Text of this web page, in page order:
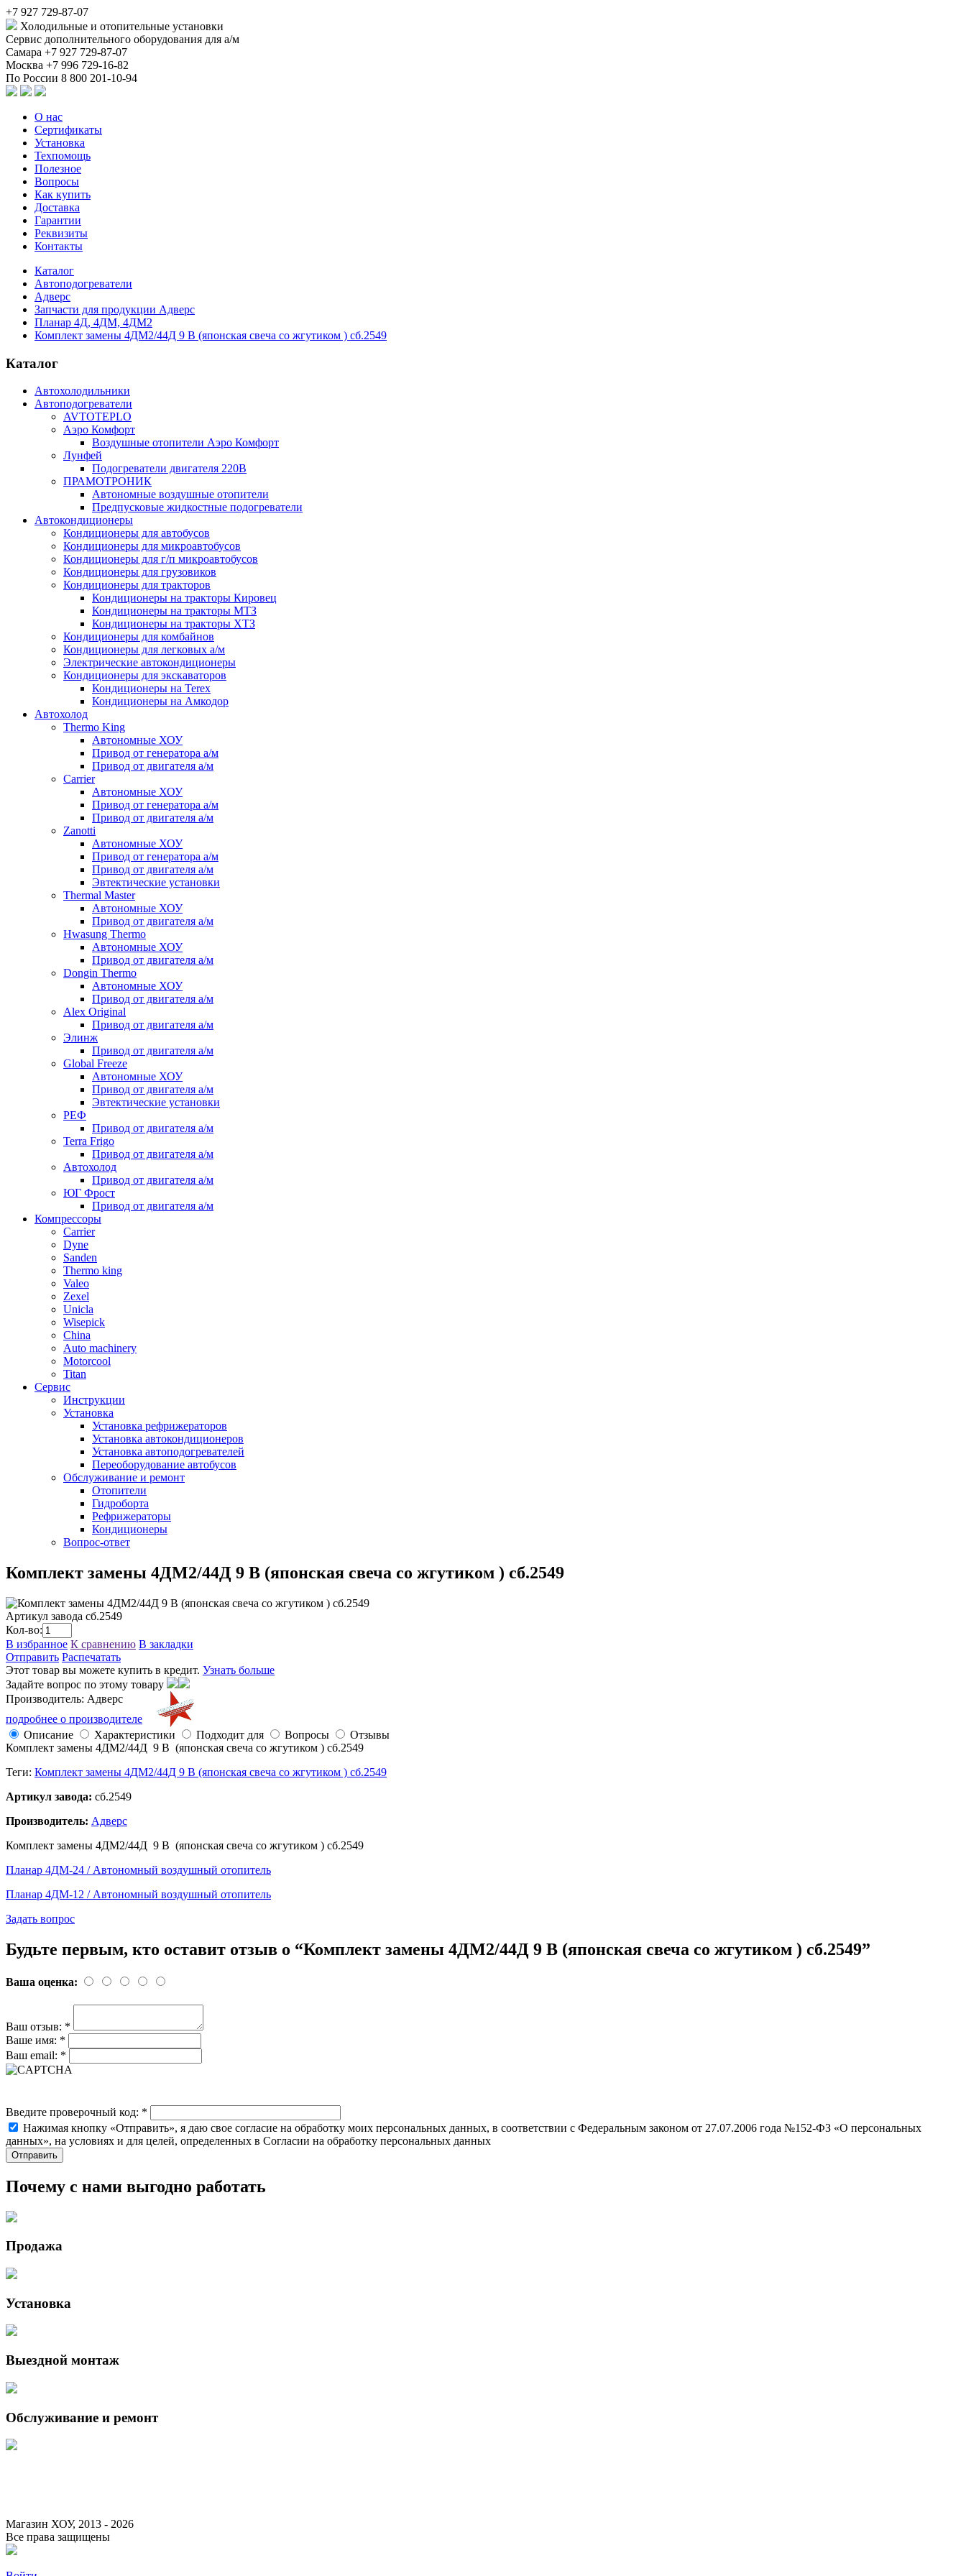
+7 927 729-87-07
Холодильные и отопительные установки
Сервис дополнительного оборудования для а/м
Самара +7 927 729-87-07
Москва +7 996 729-16-82
По России 8 800 201-10-94
О нас
Сертификаты
Установка
Техпомощь
Полезное
Вопросы
Как купить
Доставка
Гарантии
Реквизиты
Контакты
Каталог
Автоподогреватели
Адверс
Запчасти для продукции Адверс
Планар 4Д, 4ДМ, 4ДМ2
Комплект замены 4ДМ2/44Д 9 В (японская свеча со жгутиком ) сб.2549
Каталог
Автохолодильники
Автоподогреватели
AVTOTEPLO
Аэро Комфорт
Воздушные отопители Аэро Комфорт
Лунфей
Подогреватели двигателя 220В
ПРАМОТРОНИК
Автономные воздушные отопители
Предпусковые жидкостные подогреватели
Автокондиционеры
Кондиционеры для автобусов
Кондиционеры для микроавтобусов
Кондиционеры для г/п микроавтобусов
Кондиционеры для грузовиков
Кондиционеры для тракторов
Кондиционеры на тракторы Кировец
Кондиционеры на тракторы МТЗ
Кондиционеры на тракторы ХТЗ
Кондиционеры для комбайнов
Кондиционеры для легковых а/м
Электрические автокондиционеры
Кондиционеры для экскаваторов
Кондиционеры на Terex
Кондиционеры на Амкодор
Автохолод
Thermo King
Автономные ХОУ
Привод от генератора а/м
Привод от двигателя а/м
Carrier
Автономные ХОУ
Привод от генератора а/м
Привод от двигателя а/м
Zanotti
Автономные ХОУ
Привод от генератора а/м
Привод от двигателя а/м
Эвтектические установки
Thermal Master
Автономные ХОУ
Привод от двигателя а/м
Hwasung Thermo
Автономные ХОУ
Привод от двигателя а/м
Dongin Thermo
Автономные ХОУ
Привод от двигателя а/м
Alex Original
Привод от двигателя а/м
Элинж
Привод от двигателя а/м
Global Freeze
Автономные ХОУ
Привод от двигателя а/м
Эвтектические установки
РЕФ
Привод от двигателя а/м
Terra Frigo
Привод от двигателя а/м
Автохолод
Привод от двигателя а/м
ЮГ Фрост
Привод от двигателя а/м
Компрессоры
Carrier
Dyne
Sanden
Thermo king
Valeo
Zexel
Unicla
Wisepick
China
Auto machinery
Motorcool
Titan
Сервис
Инструкции
Установка
Установка рефрижераторов
Установка автокондиционеров
Установка автоподогревателей
Переоборудование автобусов
Обслуживание и ремонт
Отопители
Гидроборта
Рефрижераторы
Кондиционеры
Вопрос-ответ
Комплект замены 4ДМ2/44Д 9 В (японская свеча со жгутиком ) сб.2549
Артикул завода сб.2549
Кол-во:
В избранное К сравнению В закладки
Отправить Распечатать
Этот товар вы можете купить в кредит. Узнать больше
Задайте вопрос по этому товару
Производитель: Адверс
подробнее о производителе
Описание
Характеристики Подходит для Вопросы
Отзывы
Комплект замены 4ДМ2/44Д 9 В (японская свеча со жгутиком ) сб.2549
Теги: Комплект замены 4ДМ2/44Д 9 В (японская свеча со жгутиком ) сб.2549
Артикул завода: сб.2549
Производитель: Адверс
Комплект замены 4ДМ2/44Д 9 В (японская свеча со жгутиком ) сб.2549
Планар 4ДМ-24 / Автономный воздушный отопитель
Планар 4ДМ-12 / Автономный воздушный отопитель
Задать вопрос
Будьте первым, кто оставит отзыв о “Комплект замены 4ДМ2/44Д 9 В (японская свеча со жгутиком ) сб.2549”
Ваша оценка:
Ваш отзыв: *
Ваше имя: *
Ваш email: *
Введите проверочный код: *
Нажимая кнопку «Отправить», я даю свое согласие на обработку моих персональных данных, в соответствии с Федеральным законом от 27.07.2006 года №152-ФЗ «О персональных
данных», на условиях и для целей, определенных в Согласии на обработку персональных данных
Почему с нами выгодно работать
Продажа
Установка
Выездной монтаж
Обслуживание и ремонт
Магазин ХОУ, 2013 - 2026
Все права защищены